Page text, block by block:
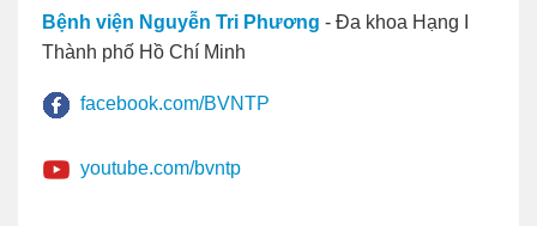
Bệnh viện Nguyễn Tri Phương - Đa khoa Hạng I
Thành phố Hồ Chí Minh
facebook.com/BVNTP
youtube.com/bvntp